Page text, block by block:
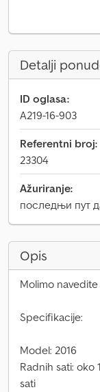
Detalji
ID oglasa:
A219-16-903
Referentni broj:
23304
Ažuriranje:
последњи пут
Opis
Molimo
Specifikacije:
Model: 2016
Radnih sati: oko
sati